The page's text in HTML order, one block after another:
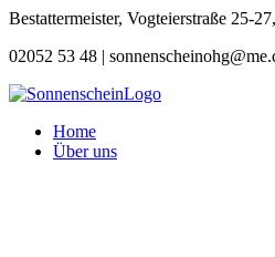
Zum
springen
Bestattermeister, Vogteierstraße 25-
02052 53 48 |
Home
Über uns